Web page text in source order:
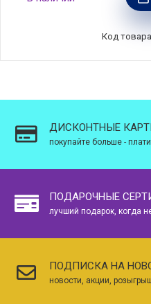
Код
ДИСКОНТНЫЕ
покупайте больше -
ПОДАРОЧНЫЕ
лучший подарок, когда
ПОДПИСКА НА
новости, акции,